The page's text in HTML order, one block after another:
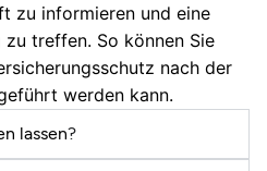
zu informieren und eine
treffen. So können Sie
nach der
werden kann.
lassen?